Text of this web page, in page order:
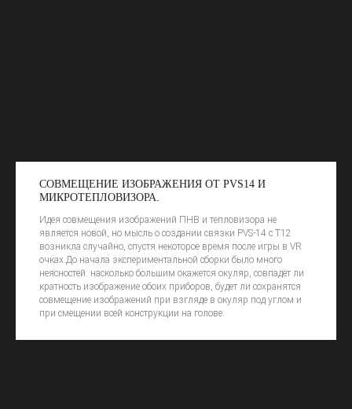
СОВМЕЩЕНИЕ ИЗОБРАЖЕНИЯ ОТ PVS14 И
МИКРОТЕПЛОВИЗОРА.
Идея совмещения изображений ПНВ и тепловизора не
является новой, но мысль о создании связки PVS-14 с Т12
возникла случайно, спустя некоторое время после игры в VR
очках.До начала экспериментальной сборки было много
неясностей: насколько большим окажется окуляр, совпадёт ли
кратность изображение обоих приборов, будет ли сохранятся
совмещение изображений при взгляде в окуляр под углом и
при смещении всей конструкции на голове.